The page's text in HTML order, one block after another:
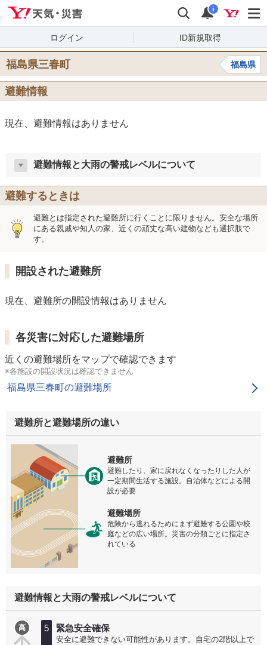
検索 通知
i
ログイン ID新規取得
福島県三春町 福島県
避難情報
現在、避難情報はありません
避難情報と大雨の警戒レベルについて
避難するときは
避難とは指定された避難所に行くことに限りません。安全な場所
にある親戚や知人の家、近くの頑丈な高い建物なども選択肢で
す。
開設された避難所
現在、避難所の開設情報はありません
各災害に対応した避難場所
近くの避難場所をマップで確認できます
※各施設の開設状況は確認できません
福島県三春町の避難場所
避難所と避難場所の違い
避難所
避難したり、家に戻れなくなったりした人が
一定期間生活する施設。自治体などによる開
設が必要
避難場所
危険から逃れるためにまず避難する公園や校
庭などの広い場所。災害の分類ごとに指定さ
れている
避難情報と大雨の警戒レベルについて
高 5 緊急安全確保
安全に避難できない可能性があります。自宅の2階以上で